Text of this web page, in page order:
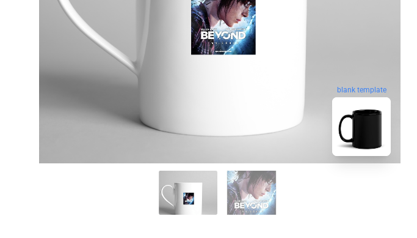
blank template